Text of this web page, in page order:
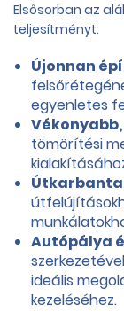
Elsősorban az
teljesítményt:
Újonnan
egyenletes
tömörítési
Autópálya
ideális
kezeléséhez.